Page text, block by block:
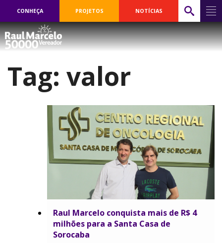
CONHEÇA PROJETOS NOTÍCIAS
Tag: valor
Raul Marcelo conquista mais de R$ 4
milhões para a Santa Casa de
Sorocaba